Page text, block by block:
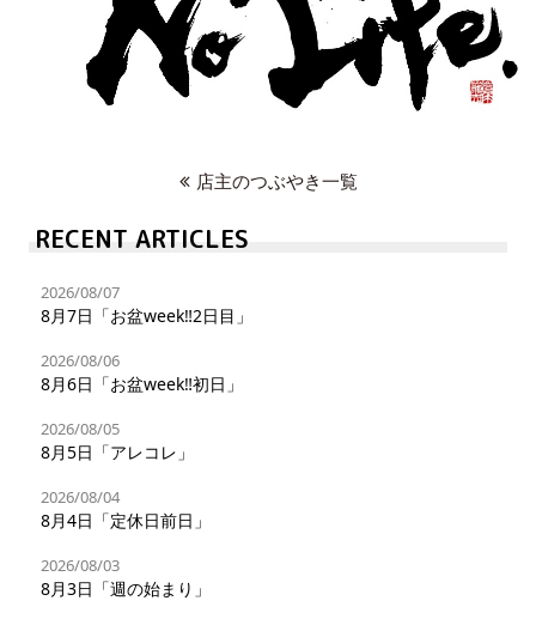
店主のつぶやき一覧
RECENT ARTICLES
2026/08/07
8月7日「お盆week‼︎2日目」
2026/08/06
8月6日「お盆week‼︎初日」
2026/08/05
8月5日「アレコレ」
2026/08/04
8月4日「定休日前日」
2026/08/03
8月3日「週の始まり」